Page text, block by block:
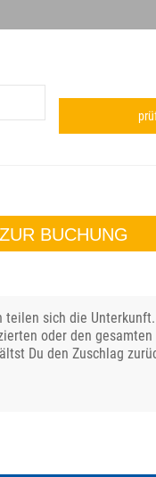
ZUR BUCHUNG
sich die
oder den gesamten
Du den Zuschlag